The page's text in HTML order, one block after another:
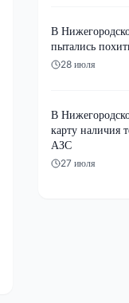
В
пытались
28 июля
В
карту наличия
АЗС
27 июля